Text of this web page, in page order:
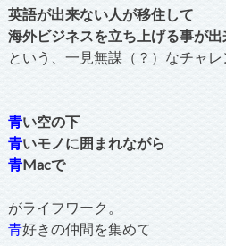
英語が出来ない人が移住して
海外ビジネスを立ち上げる事が
という、一見無謀（？）なチャ
青い空の下
青いモノに囲まれながら
青Macで
がライフワーク。
青好きの仲間を集めて